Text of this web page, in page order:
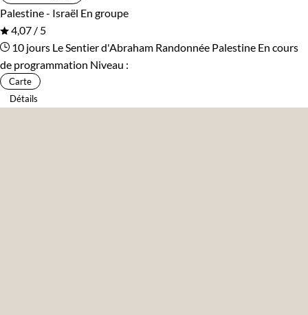
Palestine - Israël En groupe
4,07 / 5
10 jours Le Sentier d'Abraham Randonnée Palestine En cours
de programmation Niveau :
Carte
Détails